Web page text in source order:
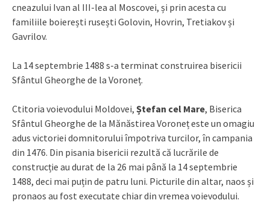
cneazului Ivan al III-lea al Moscovei, și prin acesta cu
familiile boierești rusești Golovin, Hovrin, Tretiakov și
Gavrilov.
La 14 septembrie 1488 s-a terminat construirea bisericii
Sfântul Gheorghe de la Voroneț.
Ctitoria voievodului Moldovei, Ștefan cel Mare, Biserica
Sfântul Gheorghe de la Mănăstirea Voroneț este un omagiu
adus victoriei domnitorului împotriva turcilor, în campania
din 1476. Din pisania bisericii rezultă că lucrările de
construcție au durat de la 26 mai până la 14 septembrie
1488, deci mai puțin de patru luni. Picturile din altar, naos și
pronaos au fost executate chiar din vremea voievodului.